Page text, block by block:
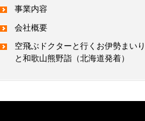
事業内容
会社概要
空飛ぶドクターと行くお伊勢まいり
と和歌山熊野詣（北海道発着）